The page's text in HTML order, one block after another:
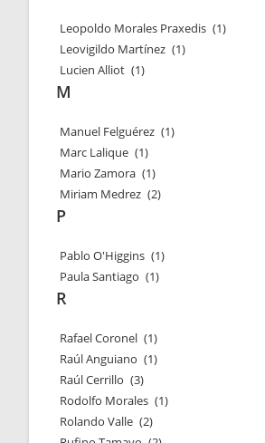
Leopoldo Morales Praxedis (1)
Leovigildo Martínez (1)
Lucien Alliot (1)
M
Manuel Felguérez (1)
Marc Lalique (1)
Mario Zamora (1)
Miriam Medrez (2)
P
Pablo O'Higgins (1)
Paula Santiago (1)
R
Rafael Coronel (1)
Raúl Anguiano (1)
Raúl Cerrillo (3)
Rodolfo Morales (1)
Rolando Valle (2)